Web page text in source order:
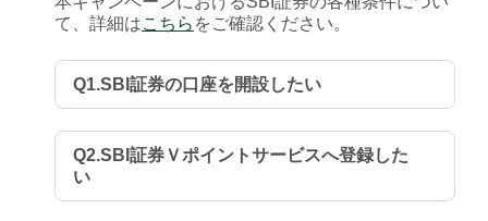
て、詳細はこちら をご確認ください。
Q1.SBI証券の口座を開設したい
Q2.SBI証券Ｖポイントサービスへ登録した
い